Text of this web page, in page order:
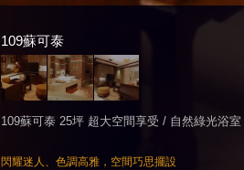
109蘇可泰
109蘇可泰 25坪 超大空間享受 / 自然綠光浴室
閃耀迷人、色調高雅，空間巧思擺設